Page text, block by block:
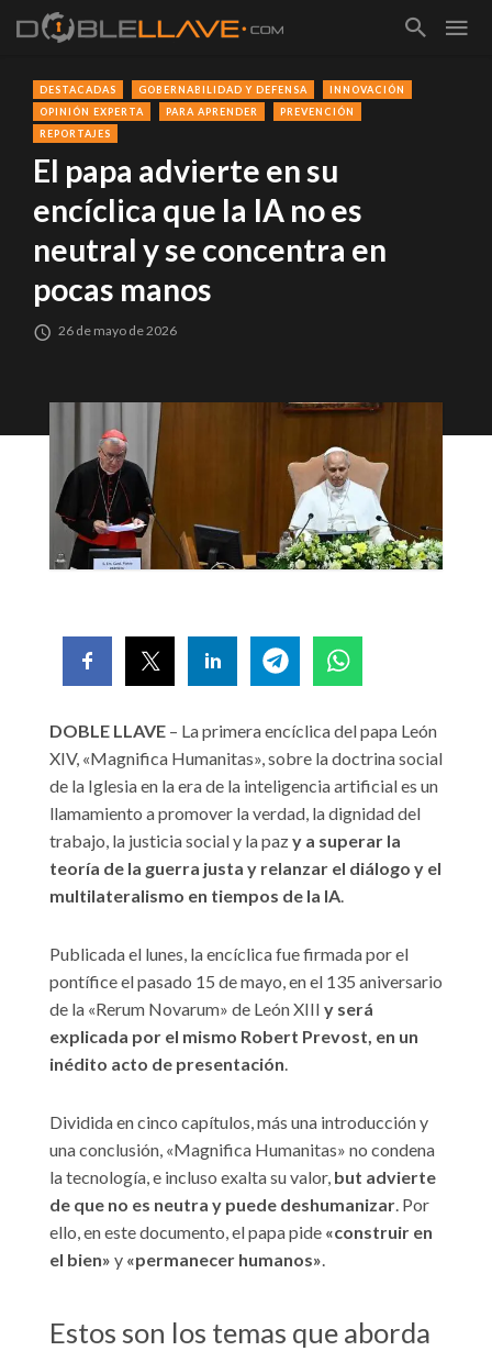
DESTACADAS GOBERNABILIDAD Y DEFENSA
INNOVACIÓN
OPINIÓN EXPERTA
PARA APRENDER
PREVENCIÓN
REPORTAJES
El papa advierte en su
encíclica que la IA no es
neutral y se concentra en
pocas manos
26 de mayo de 2026
DOBLE LLAVE – La primera encíclica del papa León
XIV, «Magnifica Humanitas», sobre la doctrina social
de la Iglesia en la era de la inteligencia artificial es un
llamamiento a promover la verdad, la dignidad del
trabajo, la justicia social y la pazy a superar la
teoría de la guerra justa y relanzar el diálogo y el
multilateralismo en tiempos de la IA.
Publicada el lunes, la encíclica fue firmada por el
pontífice el pasado 15 de mayo, en el 135 aniversario
de la «Rerum Novarum» de León XIII y será
explicada por el mismo Robert Prevost, en un
inédito acto de presentación.
Dividida en cinco capítulos, más una introducción y
una conclusión, «Magnifica Humanitas» no condena
la tecnología, e incluso exalta su valor, but advierte
de que no es neutra y puede deshumanizar. Por
ello, en este documento, el papa pide «construir en
el bien» y «permanecer humanos».
Estos son los temas que aborda